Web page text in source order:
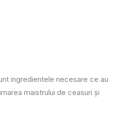
ingredientele necesare ce au
maistrului de ceasuri și